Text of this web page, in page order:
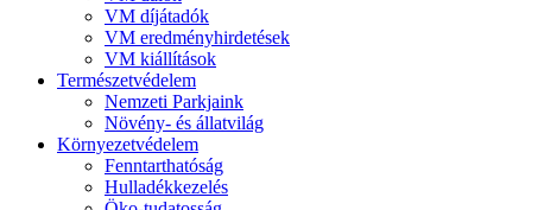
VM díjátadók
VM eredményhirdetések
VM kiállítások
Természetvédelem
Nemzeti Parkjaink
Növény- és állatvilág
Környezetvédelem
Fenntarthatóság
Hulladékkezelés